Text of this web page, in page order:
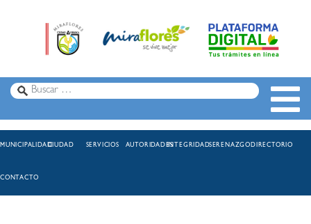
MUNICIPALIDADCIUDAD SERVICIOS AUTORIDADESINTEGRIDADSERENAZGODIRECTORIO
CONTACTO